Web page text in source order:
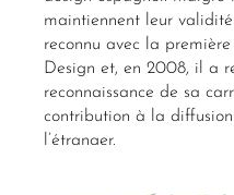
design espagnol: malgré
maintiennent leur
reconnu avec la
Design et, en 2008, il a
reconnaissance de sa
contribution à la